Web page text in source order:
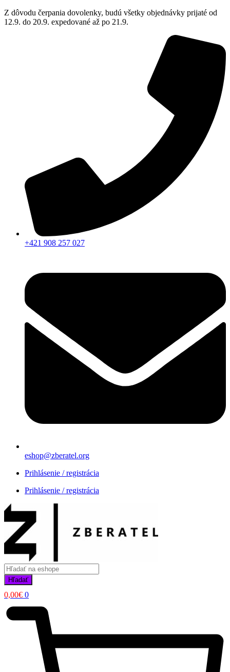
Z dôvodu čerpania dovolenky, budú všetky objednávky prijaté od
12.9. do 20.9. expedované až po 21.9.
+421 908 257 027
eshop@zberatel.org
Prihlásenie / registrácia
Prihlásenie / registrácia
Products
search
Hľadať
0,00€ 0